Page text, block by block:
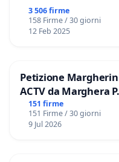
3 506 firme
158 Firme / 30 giorni
12 Feb 2025
Petizione
ACTV da Marghera
Marco Polo tariffa a €
151 firme
151 Firme / 30 giorni
9 Jul 2026